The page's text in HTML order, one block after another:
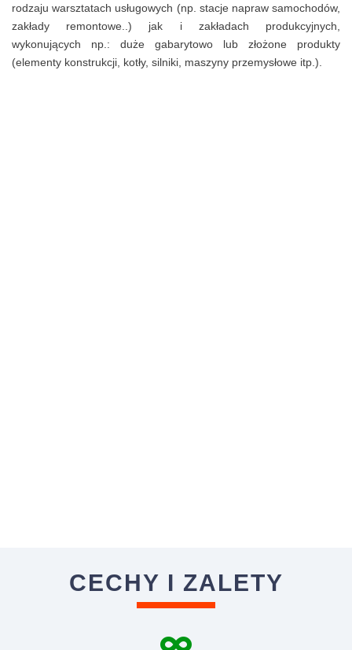
rodzaju warsztatach usługowych (np. stacje napraw samochodów,
zakłady remontowe..) jak i zakładach produkcyjnych,
wykonujących np.: duże gabarytowo lub złożone produkty
(elementy konstrukcji, kotły, silniki, maszyny przemysłowe itp.).
CECHY I ZALETY